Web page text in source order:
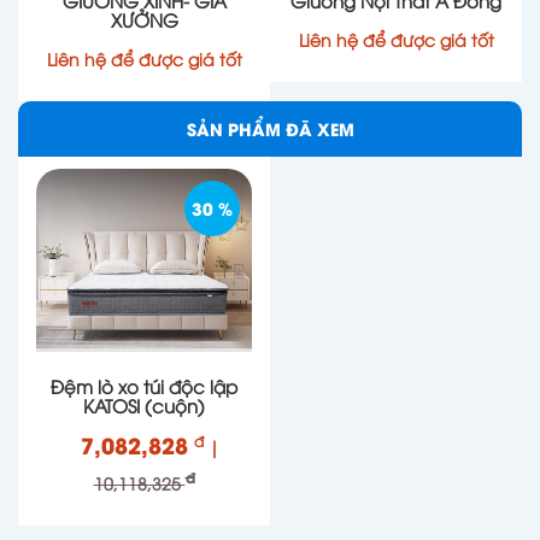
Vải jacquard ba
Trọng lượng gam ≥ 260g 100% sợi
polyester
XƯỞNG
Liên hệ để được giá tốt
Liên hệ để được giá tốt
SẢN PHẨM ĐÃ XEM
30 %
Đệm lò xo túi độc lập
KATOSI (cuộn)
7,082,828 đ |
10,118,325đ